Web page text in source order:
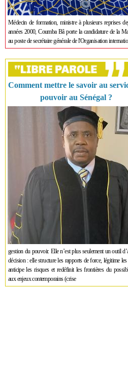
Médecin de formation, ministre à plusieurs reprises
années 2000, Coumba Bâ porte la candidature de la
au poste de secrétaire générale de l'Organisation
Comment mettre le savoir au
pouvoir au Sénégal ?
gestion du pouvoir. Elle n’est plus seulement un outil
décision : elle structure les rapports de force, légitime
anticipe les risques et redéfinit les frontières du
aux enjeux contemporains (crise